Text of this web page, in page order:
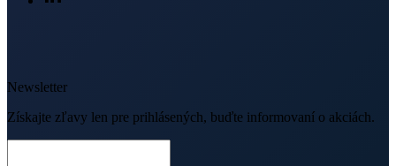
Newsletter
Získajte zľavy len pre prihlásených, buďte informovaní o akciách.